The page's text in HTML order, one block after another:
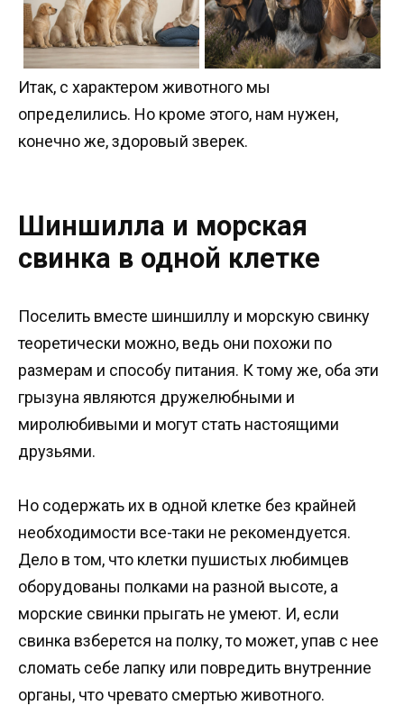
Итак, с характером животного мы
определились. Но кроме этого, нам нужен,
конечно же, здоровый зверек.
Шиншилла и морская
свинка в одной клетке
Поселить вместе шиншиллу и морскую свинку
теоретически можно, ведь они похожи по
размерам и способу питания. К тому же, оба эти
грызуна являются дружелюбными и
миролюбивыми и могут стать настоящими
друзьями.
Но содержать их в одной клетке без крайней
необходимости все-таки не рекомендуется.
Дело в том, что клетки пушистых любимцев
оборудованы полками на разной высоте, а
морские свинки прыгать не умеют. И, если
свинка взберется на полку, то может, упав с нее
сломать себе лапку или повредить внутренние
органы, что чревато смертью животного.